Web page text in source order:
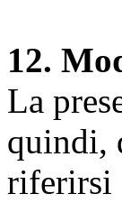
12.
La
quindi,
riferirsi